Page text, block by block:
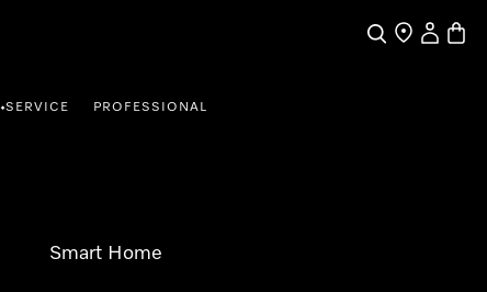
Wat zoek je?
Dealer zoeken
Mijn
•SERVICE PROFESSIONAL
Smart Home